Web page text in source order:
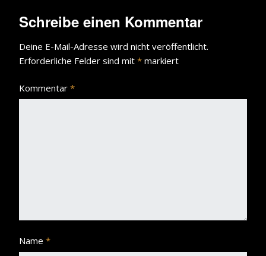
Schreibe einen Kommentar
Deine E-Mail-Adresse wird nicht veröffentlicht.
Erforderliche Felder sind mit * markiert
Kommentar *
Name *